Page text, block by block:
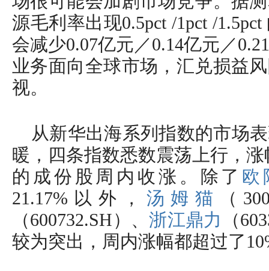
源毛利率出现0.5pct /1pct /
会减少0.07亿元／0.14亿元／
业务面向全球市场，汇兑损益
视。
从新华出海系列指数的市场
暖，四条指数悉数震荡上行，
的成份股周内收涨。除了 欧
21.17%以外，汤姆猫
（
（600732.SH）、浙江鼎力
（
较为突出，周内涨幅都超过了